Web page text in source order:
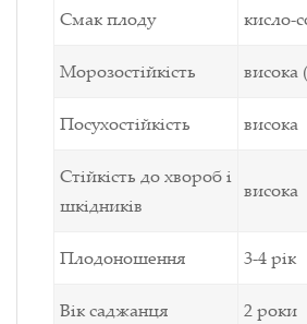
Смак плоду кисло-
Морозостійкість висока
Посухостійкість висока
Стійкість до хвороб і
шкідників
висока
Плодоношення 3-4 рік
Вік саджанця 2 роки